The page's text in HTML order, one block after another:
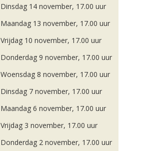
Dinsdag 14 november, 17.00 uur
Maandag 13 november, 17.00 uur
Vrijdag 10 november, 17.00 uur
Donderdag 9 november, 17.00 uur
Woensdag 8 november, 17.00 uur
Dinsdag 7 november, 17.00 uur
Maandag 6 november, 17.00 uur
Vrijdag 3 november, 17.00 uur
Donderdag 2 november, 17.00 uur